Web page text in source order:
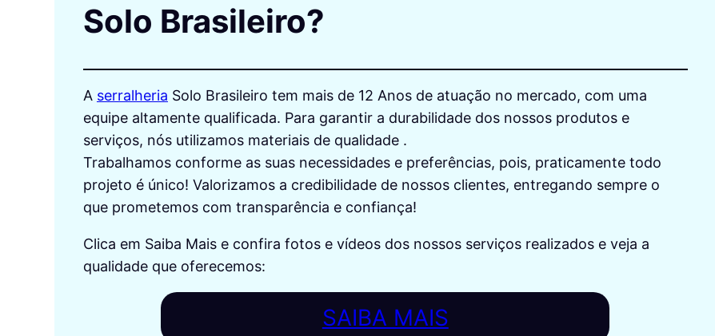
Solo Brasileiro?
A serralheria Solo Brasileiro tem mais de 12 Anos de atuação no mercado, com uma
equipe altamente qualificada. Para garantir a durabilidade dos nossos produtos e
serviços, nós utilizamos materiais de qualidade .
Trabalhamos conforme as suas necessidades e preferências, pois, praticamente todo
projeto é único! Valorizamos a credibilidade de nossos clientes, entregando sempre o
que prometemos com transparência e confiança!
Clica em Saiba Mais e confira fotos e vídeos dos nossos serviços realizados e veja a
qualidade que oferecemos:
SAIBA MAIS